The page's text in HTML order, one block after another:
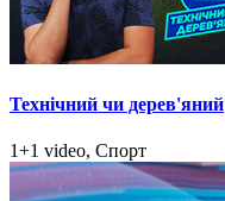
Технічний чи дерев'яний
1+1 video, Спорт